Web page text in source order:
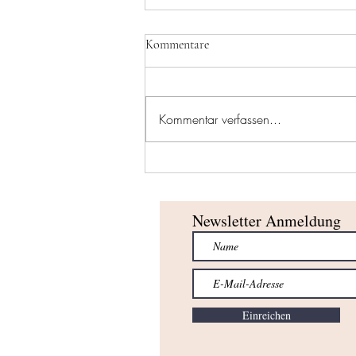
Kommentare
Kommentar verfassen...
Newsletter Anmeldung
Einreichen